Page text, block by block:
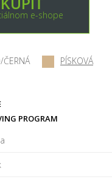
e-shope
ČERNÁ PÍSKOVÁ
PROGRAM